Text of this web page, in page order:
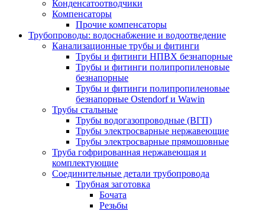
Конденсатоотводчики
Компенсаторы
Прочие компенсаторы
Трубопроводы: водоснабжение и водоотведение
Канализационные трубы и фитинги
Трубы и фитинги НПВХ безнапорные
Трубы и фитинги полипропиленовые
безнапорные
Трубы и фитинги полипропиленовые
безнапорные Ostendorf и Wawin
Трубы стальные
Трубы водогазопроводные (ВГП)
Трубы электросварные нержавеющие
Трубы электросварные прямошовные
Труба гофрированная нержавеющая и
комплектующие
Соединительные детали трубопровода
Трубная заготовка
Бочата
Резьбы